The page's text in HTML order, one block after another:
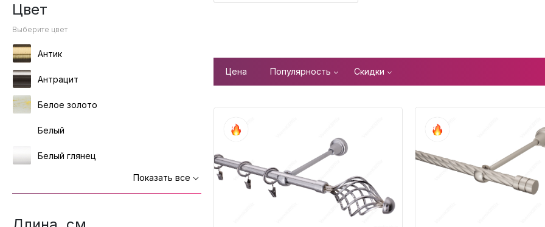
Цвет
Выберите цвет
Антик
Антрацит
Белое золото
Белый
Белый глянец
Показать все
Цена Популярность Скидки